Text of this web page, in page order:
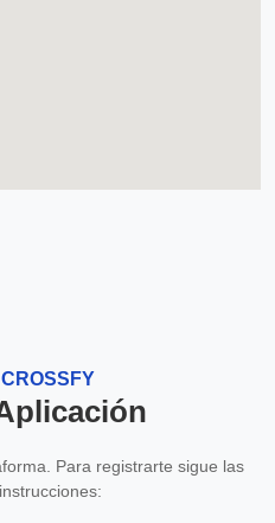
Para registrarte sigue las